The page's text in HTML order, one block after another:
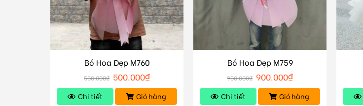
Bó Hoa Đẹp M760
550.000₫ 500.000₫
Chi tiết Giỏ hàng
Bó Hoa Đẹp M759
950.000₫ 900.000₫
Chi tiết Giỏ hàng